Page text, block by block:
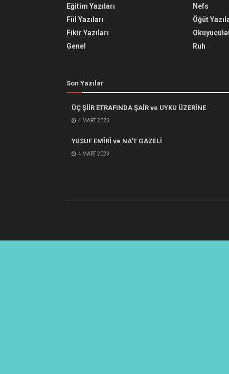
Eğitim Yazıları
Fiil Yazıları
Fikir Yazıları
Genel
Nefs
Öğüt
Ruh
Son Yazılar
ÜÇ ŞİİR ETRAFINDA ŞAİR ve UYKU ÜZERİNE
4 MART 2023
YUSUF EMÎRÎ ve NA’T GAZELİ
4 MART 2023